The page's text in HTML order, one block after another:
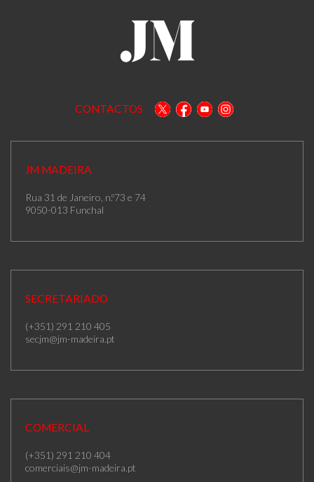
CONTACTOS
JM MADEIRA
Rua 31 de Janeiro, n.º73 e 74
9050-013 Funchal
SECRETARIADO
(+351) 291 210 405
secjm@jm-madeira.pt
COMERCIAL
(+351) 291 210 404
comerciais@jm-madeira.pt